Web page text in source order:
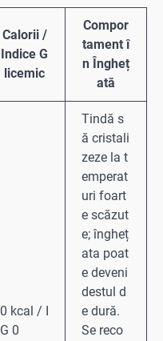
Calorii /
Indice G
licemic
Compor
tament î
n Îngheț
ată
0 kcal / I
G 0
Tindă s
ă cristali
zeze la t
emperat
uri foart
e scăzut
e; îngheț
ata poat
e deveni
destul d
e dură.
Se reco